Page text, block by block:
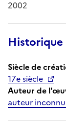
2002
Historique
Siècle de
17e siècle
Auteur de
auteur inconnu